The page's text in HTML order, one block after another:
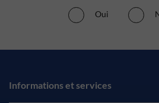
Oui
Informations et services